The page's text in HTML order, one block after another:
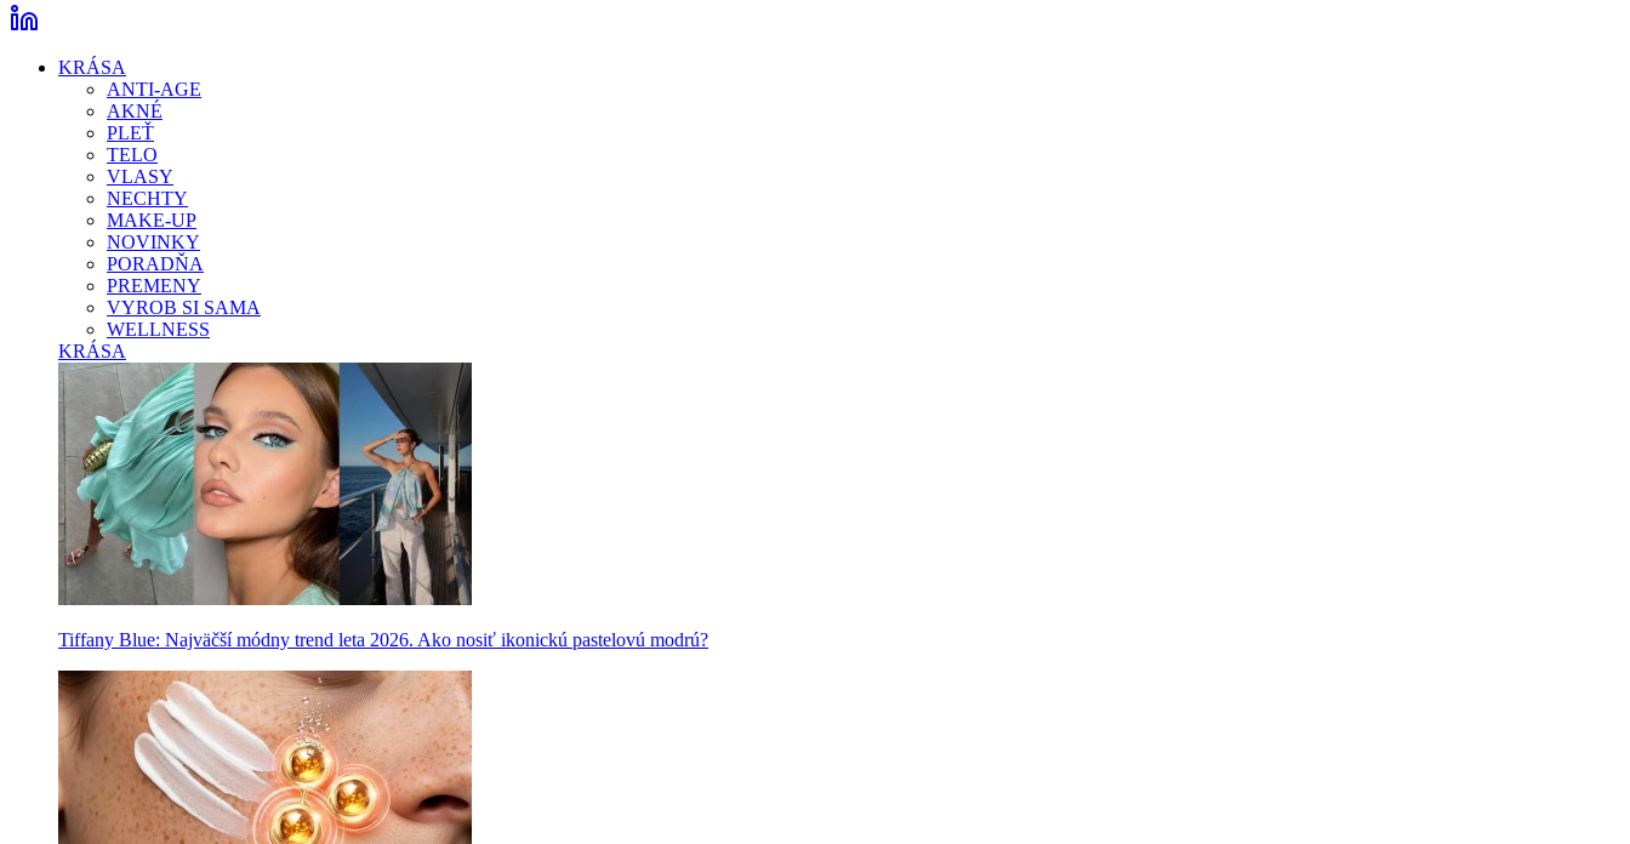
KRÁSA
ANTI-AGE
AKNÉ
PLEŤ
TELO
VLASY
NECHTY
MAKE-UP
NOVINKY
PORADŇA
PREMENY
VYROB SI SAMA
WELLNESS
KRÁSA
Tiffany Blue: Najväčší módny trend leta 2026. Ako nosiť ikonickú pastelovú modrú?